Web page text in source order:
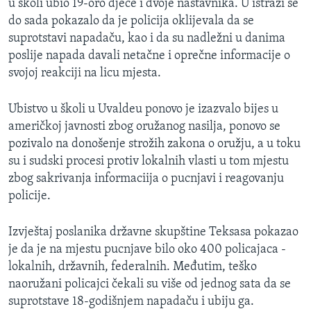
u školi ubio 19-oro djece i dvoje nastavnika. U istrazi se
do sada pokazalo da je policija oklijevala da se
suprotstavi napadaču, kao i da su nadležni u danima
poslije napada davali netačne i oprečne informacije o
svojoj reakciji na licu mjesta.
Ubistvo u školi u Uvaldeu ponovo je izazvalo bijes u
američkoj javnosti zbog oružanog nasilja, ponovo se
pozivalo na donošenje strožih zakona o oružju, a u toku
su i sudski procesi protiv lokalnih vlasti u tom mjestu
zbog sakrivanja informaciija o pucnjavi i reagovanju
policije.
Izvještaj poslanika državne skupštine Teksasa pokazao
je da je na mjestu pucnjave bilo oko 400 policajaca -
lokalnih, državnih, federalnih. Međutim, teško
naoružani policajci čekali su više od jednog sata da se
suprotstave 18-godišnjem napadaču i ubiju ga.